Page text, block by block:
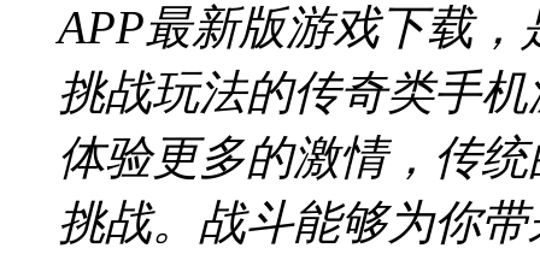
APP最新版游戏下载
挑战玩法的传奇类手
体验更多的激情，传
挑战。战斗能够为你